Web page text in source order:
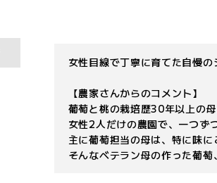
女性目線で丁寧に育てた自慢の
【農家さんからのコメント】
葡萄と桃の栽培歴30年以上の
女性2人だけの農園で、一つず
主に葡萄担当の母は、特に味
そんなベテラン母の作った葡萄